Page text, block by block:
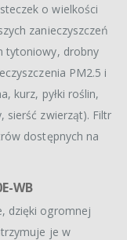
o wielkości
zanieczyszczeń
tytoniowy, drobny
PM2.5 i
kurz, pyłki roślin,
sierść zwierząt). Filtr
dostępnych na
WB
dzięki ogromnej
je w